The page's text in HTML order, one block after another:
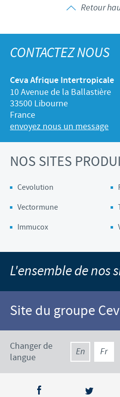
Retour
CONTACTEZ NOUS
Ceva Afrique Intertropicale
10 Avenue de la Ballastière
33500 Libourne
France
envoyez nous un message
NOS SITES
Cevolution
Vectormune
Immucox
L'ensemble de nos
Site du groupe
Changer de
langue
En Fr